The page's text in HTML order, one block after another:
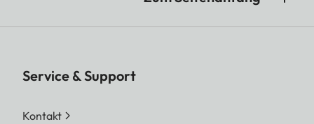
Service & Support
Kontakt